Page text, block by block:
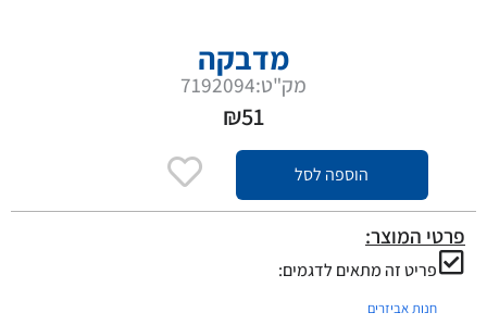
מדבקה
מק"ט:7192094
₪51
הוספה לסל
פרטי המוצר:
פריט זה מתאים לדגמים:
חנות אביזרים